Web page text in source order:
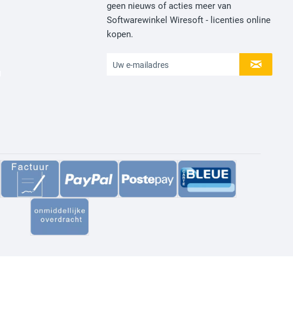
geen nieuws of acties meer van
Softwarewinkel Wiresoft - licenties online
kopen.